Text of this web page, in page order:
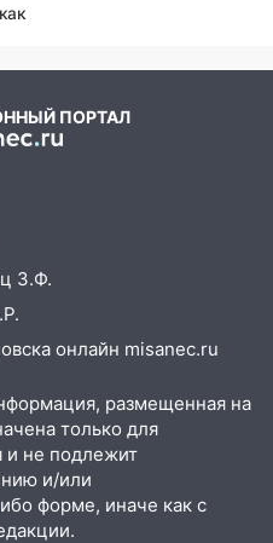
рассказали,
мощного
крушить
на дом на
мощным
с корнем
сорвал крышу с
бить по
перекрыли
фото
не
ПОРТАЛ
З.Ф.
онлайн misanec.ru
размещенная на
только для
и не подлежит
и/или
форме, иначе как с